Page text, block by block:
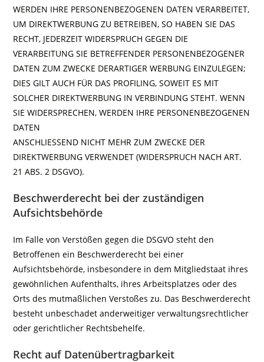
WERDEN IHRE PERSONENBEZOGENEN DATEN VERARBEITET,
UM DIREKTWERBUNG ZU BETREIBEN, SO HABEN SIE DAS
RECHT, JEDERZEIT WIDERSPRUCH GEGEN DIE
VERARBEITUNG SIE BETREFFENDER PERSONENBEZOGENER
DATEN ZUM ZWECKE DERARTIGER WERBUNG EINZULEGEN;
DIES GILT AUCH FÜR DAS PROFILING, SOWEIT ES MIT
SOLCHER DIREKTWERBUNG IN VERBINDUNG STEHT. WENN
SIE WIDERSPRECHEN, WERDEN IHRE PERSONENBEZOGENEN
DATEN
ANSCHLIESSEND NICHT MEHR ZUM ZWECKE DER
DIREKTWERBUNG VERWENDET (WIDERSPRUCH NACH ART.
21 ABS. 2 DSGVO).
Beschwerderecht bei der zuständigen
Aufsichtsbehörde
Im Falle von Verstößen gegen die DSGVO steht den
Betroffenen ein Beschwerderecht bei einer
Aufsichtsbehörde, insbesondere in dem Mitgliedstaat ihres
gewöhnlichen Aufenthalts, ihres Arbeitsplatzes oder des
Orts des mutmaßlichen Verstoßes zu. Das Beschwerderecht
besteht unbeschadet anderweitiger verwaltungsrechtlicher
oder gerichtlicher Rechtsbehelfe.
Recht auf Datenübertragbarkeit